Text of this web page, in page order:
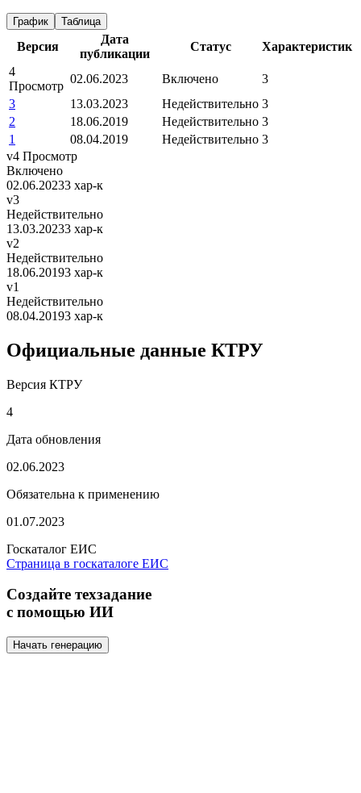
График Таблица
Версия
Дата
публикации
Статус
Характеристик
4
Просмотр
02.06.2023 Включено
3
3
13.03.2023 Недействительно 3
2
18.06.2019 Недействительно 3
1
08.04.2019 Недействительно 3
v4 Просмотр
Включено
02.06.20233 хар-к
v3
Недействительно
13.03.20233 хар-к
v2
Недействительно
18.06.20193 хар-к
v1
Недействительно
08.04.20193 хар-к
Официальные данные КТРУ
Версия КТРУ
4
Дата обновления
02.06.2023
Обязательна к применению
01.07.2023
Госкаталог ЕИС
Страница в госкаталоге ЕИС
Создайте техзадание
с помощью ИИ
Начать генерацию